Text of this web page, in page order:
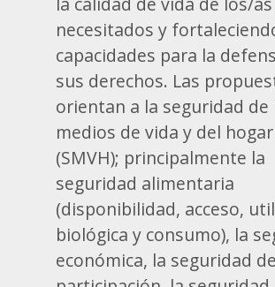
necesitados y
capacidades para la
sus derechos. Las
orientan a la seguridad de
medios de vida y del hogar
(SMVH); principalmente la
seguridad alimentaria
(disponibilidad, acceso,
biológica y consumo), la
económica, la seguridad de